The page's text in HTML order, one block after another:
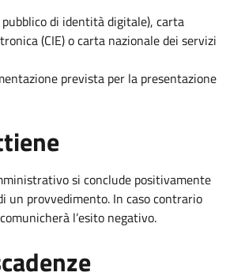
pubblico di identità digitale), carta
(CIE) o carta nazionale dei servizi
prevista per la presentazione
si conclude positivamente
un provvedimento. In caso contrario
l’esito negativo.